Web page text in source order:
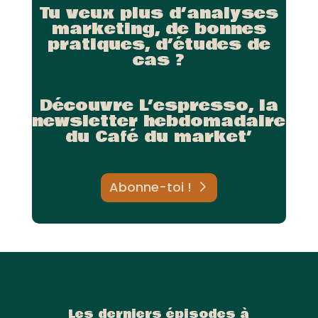
Tu veux plus d’analyses
marketing, de bonnes
pratiques, d’études de
cas ?
Découvre L’espresso, la
newsletter hebdomadaire
du Café du market’
Abonne-toi !
Les derniers épisodes à